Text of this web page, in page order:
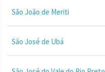
São João de Meriti
São José de Ubá